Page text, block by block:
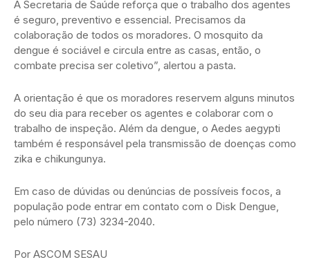
A Secretaria de Saúde reforça que o trabalho dos agentes
é seguro, preventivo e essencial. Precisamos da
colaboração de todos os moradores. O mosquito da
dengue é sociável e circula entre as casas, então, o
combate precisa ser coletivo”, alertou a pasta.
A orientação é que os moradores reservem alguns minutos
do seu dia para receber os agentes e colaborar com o
trabalho de inspeção. Além da dengue, o Aedes aegypti
também é responsável pela transmissão de doenças como
zika e chikungunya.
Em caso de dúvidas ou denúncias de possíveis focos, a
população pode entrar em contato com o Disk Dengue,
pelo número (73) 3234-2040.
Por ASCOM SESAU